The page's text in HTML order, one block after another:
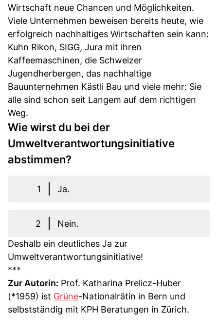
Wirtschaft neue Chancen und Möglichkeiten.
Viele Unternehmen beweisen bereits heute, wie
erfolgreich nachhaltiges Wirtschaften sein kann:
Kuhn Rikon, SIGG, Jura mit ihren
Kaffeemaschinen, die Schweizer
Jugendherbergen, das nachhaltige
Bauunternehmen Kästli Bau und viele mehr: Sie
alle sind schon seit Langem auf dem richtigen
Weg.
Wie wirst du bei der
Umweltverantwortungsinitiative
abstimmen?
1 Ja.
2
Nein.
Deshalb ein deutliches Ja zur
Umweltverantwortungsinitiative!
***
Zur Autorin: Prof. Katharina Prelicz-Huber
(*1959) ist Grüne-Nationalrätin in Bern und
selbstständig mit KPH Beratungen in Zürich.